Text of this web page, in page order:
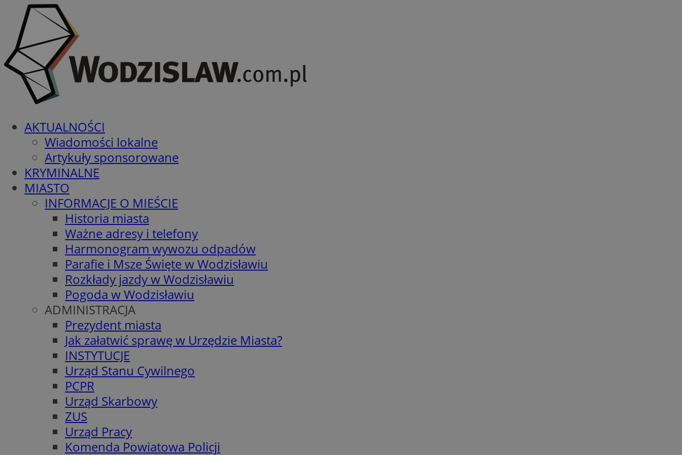
AKTUALNOŚCI
Wiadomości lokalne
Artykuły sponsorowane
KRYMINALNE
MIASTO
INFORMACJE O MIEŚCIE
Historia miasta
Ważne adresy i telefony
Harmonogram wywozu odpadów
Parafie i Msze Święte w Wodzisławiu
Rozkłady jazdy w Wodzisławiu
Pogoda w Wodzisławiu
ADMINISTRACJA
Prezydent miasta
Jak załatwić sprawę w Urzędzie Miasta?
INSTYTUCJE
Urząd Stanu Cywilnego
PCPR
Urząd Skarbowy
ZUS
Urząd Pracy
Komenda Powiatowa Policji